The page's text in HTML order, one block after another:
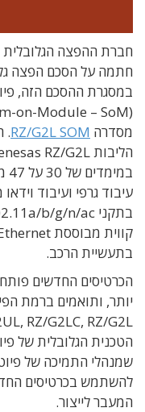
חתמה על הסכם הפצה
במסגרת ההסכם הזה,
מסדרה RZ/G2L SOM
.
עיבוד גרפי ועיבוד
בתעשיית הרכב.
הכרטיסים החדשים
יותר, ותואמים ברמת
הטכנית הגלובלית של
שמנהלי התמיכה של
להשתמש בכרטיסים
המעבר לייצור.